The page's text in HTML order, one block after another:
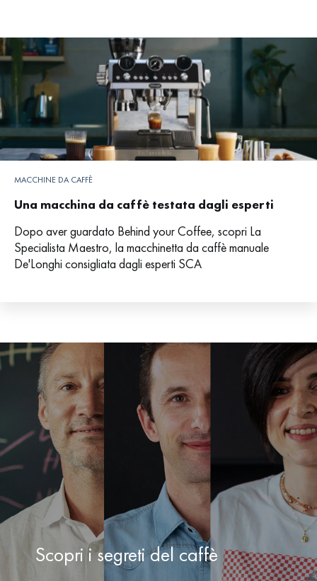
MACCHINE DA CAFFÈ
Una macchina da caffè testata dagli esperti
Dopo aver guardato Behind your Coffee, scopri La
Specialista Maestro, la macchinetta da caffè manuale
De'Longhi consigliata dagli esperti SCA
Scopri i segreti del caffè